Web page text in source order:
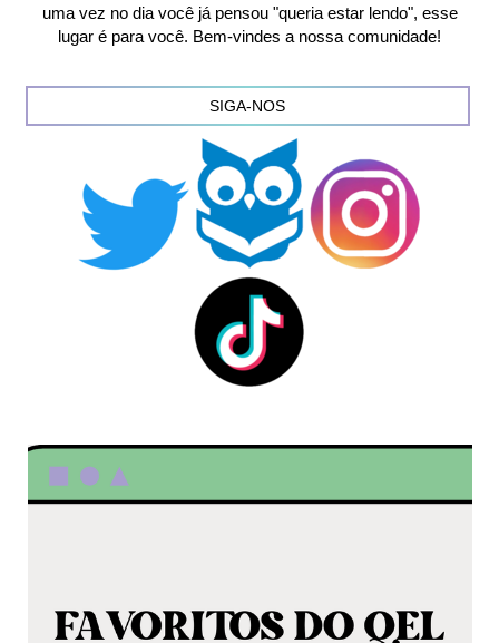
uma vez no dia você já pensou "queria estar lendo", esse
lugar é para você. Bem-vindes a nossa comunidade!
SIGA-NOS